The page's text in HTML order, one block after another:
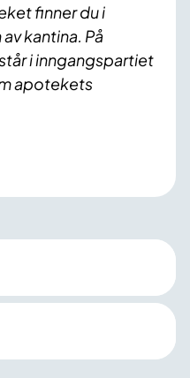
finner du i
kantina. På
i inngangspartiet
apotekets